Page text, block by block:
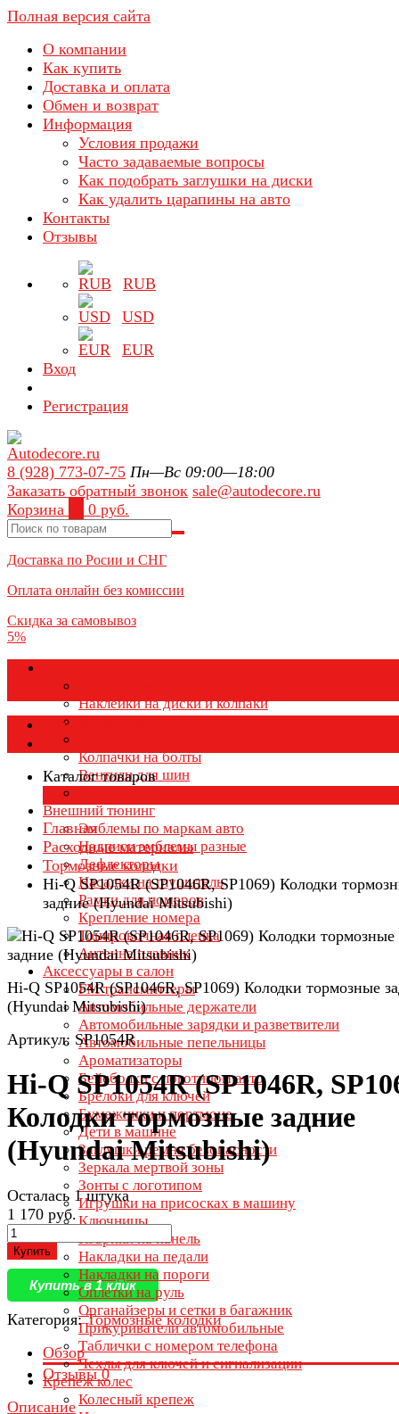
Полная версия сайта
О компании
Как купить
Доставка и оплата
Обмен и возврат
Информация
Условия продажи
Часто задаваемые вопросы
Как подобрать заглушки на диски
Как удалить царапины на авто
Контакты
Отзывы
RUB
USD
EUR
Вход
Регистрация
8 (928) 773-07-75 Пн—Вс 09:00—18:00
Заказать обратный звонок sale@autodecore.ru
Корзина
0 руб.
Доставка по Росии и СНГ
Оплата онлайн без комиссии
Скидка за самовывоз
5%
Наклейки на диски и колпаки
Колпаки на колеса
Колпачки на болты
Вентили для шин
Внешний тюнинг
Эмблемы по маркам авто
Надписи эмблемы разные
Дефлекторы
Насадки на глушитель
Рамки для номеров
Крепление номера
Тонировочная пленка
Антенна плавник
Аксессуары в салон
FM трансмиттеры
Автомобильные держатели
Автомобильные зарядки и разветвители
Автомобильные пепельницы
Ароматизаторы
Бейсболки с логотипом авто
Брелоки для ключей
Бумажники и портмоне
Дети в машине
Заглушки ремня безопасности
Зеркала мертвой зоны
Зонты с логотипом
Игрушки на присосках в машину
Ключницы
Коврики на панель
Накладки на педали
Накладки на пороги
Оплётки на руль
Органайзеры и сетки в багажник
Прикуриватели автомобильные
Таблички с номером телефона
Чехлы для ключей и сигнализации
Крепеж колес
Колесный крепеж
Каталог товаров
Каталог товаров
Главная
Расходные материалы
Тормозные колодки
Hi-Q SP1054R (SP1046R, SP1069) Колодки
задние (Hyundai Mitsubishi)
Hi-Q SP1054R (SP1046R, SP1069) Колодки тормозные
(Hyundai Mitsubishi)
Артикул: SP1054R
Hi-Q SP1054R (SP1046R,
Колодки тормозные задние
(Hyundai Mitsubishi)
Осталась 1 штука
1 170 руб.
Купить
Купить в 1 клик
Категория:Тормозные колодки
Обзор
Отзывы0
Описание